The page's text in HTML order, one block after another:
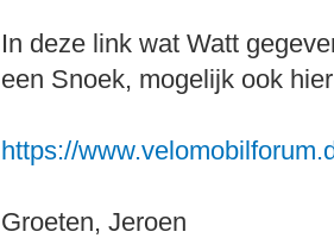
In deze link wat Watt
een Snoek, mogelijk ook
https://
Groeten, Jeroen